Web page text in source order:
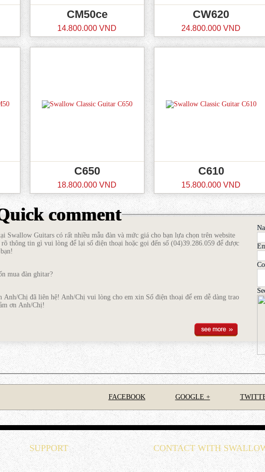
CM50ce
14.800.000 VND
CW620
24.800.000 VND
C650
18.800.000 VND
C610
15.800.000 VND
comment
Swallow Guitars có rất nhiều mẫu đàn và mức giá cho bạn lựa chọn trên website
rõ thông tin gì vui lòng để lại số điện thoại hoặc gọi đến số (04)39.286.059 để được
mua đàn ghitar?
Anh/Chị đã liên hệ! Anh/Chị vui lòng cho em xin Số điện thoại để em dễ dàng trao
ơn Anh/Chị!
rất đẹp
mua 1 cây guitar cho người mới tập chơi ở thể loại fingerstyle trước đó đã có 1
muốn mua bộ dây đàn, cửa hang có chuyển đến tận nơi không? Thời gian bao
FACEBOOK GOOGLE +
SUPPORT CONTACT WITH